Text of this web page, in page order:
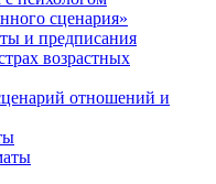
сценария»
и предписания
возрастных
отношений и